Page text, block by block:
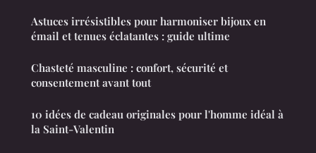
Astuces irrésistibles pour harmoniser bijoux en
émail et tenues éclatantes : guide ultime
Chasteté masculine : confort, sécurité et
consentement avant tout
10 idées de cadeau originales pour l'homme idéal à
la Saint-Valentin